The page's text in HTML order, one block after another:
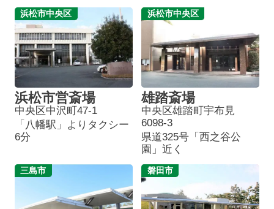
浜松市中央区
浜松市営斎場
中央区中沢町47-1
「八幡駅」よりタクシー
6分
浜松市中央区
雄踏斎場
中央区雄踏町宇布見
6098-3
県道325号「西之谷公
園」近く
三島市 磐田市